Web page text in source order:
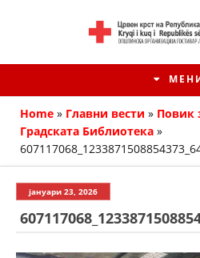
Home » Главни вести » Повик
Градската Библиотека »
јануари 23, 2026